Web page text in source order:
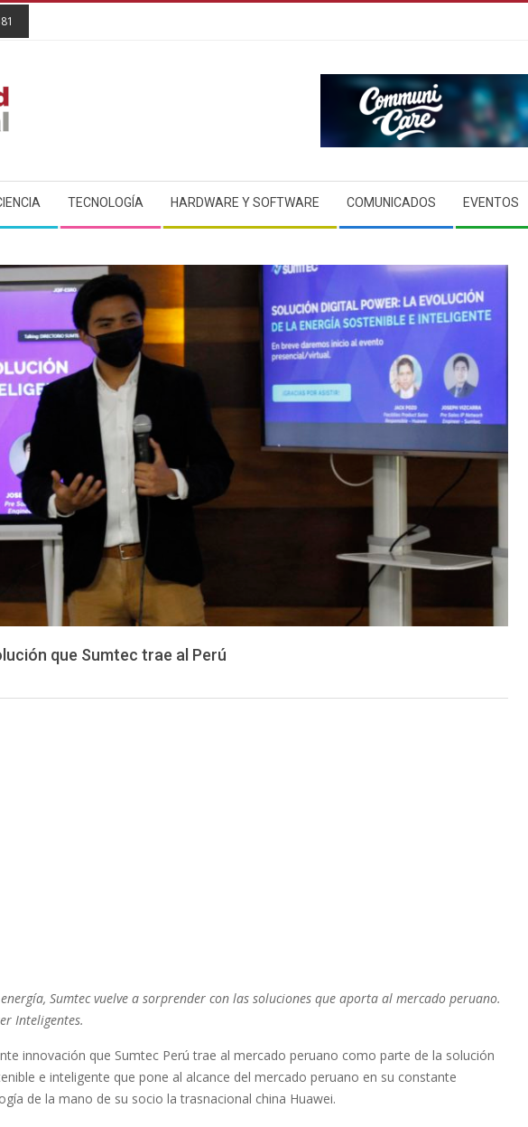
TECNOLOGÍA HARDWARE Y SOFTWARE COMUNICADOS EVENTOS
que Sumtec trae al Perú
Sumtec vuelve a sorprender con las soluciones que aporta al mercado peruano.
Inteligentes.
innovación que Sumtec Perú trae al mercado peruano como parte de la solución
e inteligente que pone al alcance del mercado peruano en su constante
de la mano de su socio la trasnacional china Huawei.